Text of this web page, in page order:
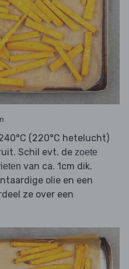
(220°C hetelucht)
Schil evt. de zoete
van ca. 1cm dik.
olie en een
ze over een